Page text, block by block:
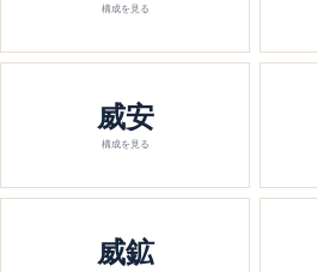
構成を見る
威安
構成を見る
威鉱